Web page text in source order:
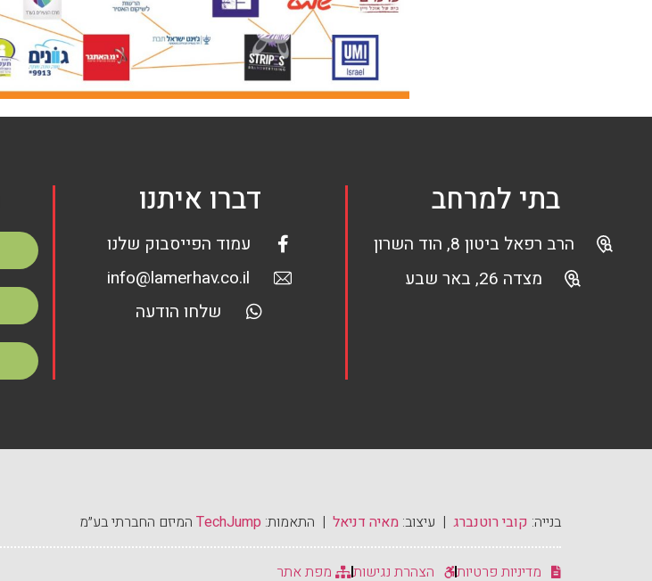
בתי למרחב
הרב רפאל ביטון 8, הוד השרון
מצדה 26, באר שבע
דברו איתנו
עמוד הפייסבוק שלנו
info@lamerhav.co.il
שלחו הודעה
בנייה: קובי רוטנברג | עיצוב: מאיה דניאל | התאמות: TechJump המיזם החברתי בע״מ
מדיניות פרטיות הצהרת נגישות מפת אתר